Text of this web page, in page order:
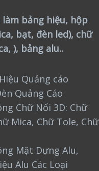
làm bảng hiệu, hộp
bạt, đèn led), chữ
), bảng alu..
Quảng cáo
Quảng Cáo
Chữ Nổi 3D: Chữ
Mica, Chữ Tole, Chữ
Mặt Dựng Alu,
Alu Các Loại